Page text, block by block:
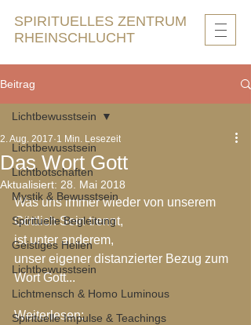
SPIRITUELLES ZENTRUM
RHEINSCHLUCHT
Beitrag
Lichtbewusstsein
Lichtbotschaften
Mystik & Bewusstsein
Spirituelle Begleitung
Geistiges Heilen
Lichtbewusstsein
Lichtmensch & Homo Luminous
Spirituelle Impulse & Teachings
Lichtbewusstsein
Das Wort Gott
2. Aug. 2017 1 Min. Lesezeit
Aktualisiert: 28. Mai 2018
Was uns immer wieder von unserem
Göttlich Sein trennt,
ist unter anderem,
unser eigener distanzierter Bezug zum
Wort Gott...
Weiterlesen: